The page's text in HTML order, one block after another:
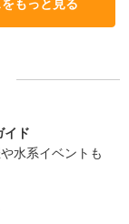
もっと見る
イド
水系イベントも